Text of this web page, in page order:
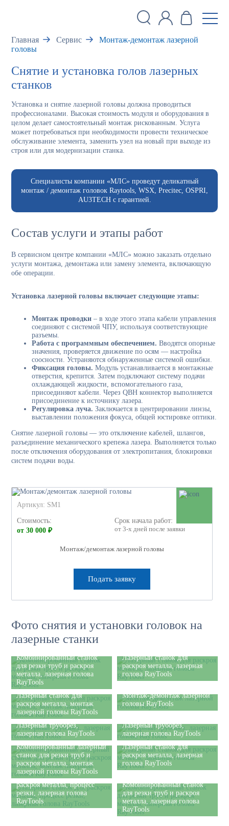
Главная Сервис
Монтаж-демонтаж лазерной
головы
Снятие и установка голов лазерных
станков
Установка и снятие лазерной головы должна проводиться
профессионалами. Высокая стоимость модуля и оборудования в
целом делает самостоятельный монтаж рискованным. Услуга
может потребоваться при необходимости провести техническое
обслуживание элемента, заменить узел на новый при выходе из
строя или для модернизации станка.
Специалисты компании «МЛС» проведут деликатный
монтаж / демонтаж головок Raytools, WSX, Precitec, OSPRI,
AU3TECH с гарантией.
Состав услуги и этапы работ
В сервисном центре компании «МЛС» можно заказать отдельно
услуги монтажа, демонтажа или замену элемента, включающую
обе операции.
Установка лазерной головы включает следующие этапы:
Монтаж проводки – в ходе этого этапа кабели управления
соединяют с системой ЧПУ, используя соответствующие
разъемы.
Работа с программным обеспечением. Вводятся опорные
значения, проверяется движение по осям — настройка
соосности. Устраняются обнаруженные системой ошибки.
Фиксация головы. Модуль устанавливается в монтажные
отверстия, крепится. Затем подключают систему подачи
охлаждающей жидкости, вспомогательного газа,
присоединяют кабели. Через QBH коннектор выполняется
присоединение к источнику лазера.
Регулировка луча. Заключается в центрировании линзы,
выставлении положения фокуса, общей юстировке оптики.
Снятие лазерной головы — это отключение кабелей, шлангов,
разъединение механического крепежа лазера. Выполняется только
после отключения оборудования от электропитания, блокировки
систем подачи воды.
Артикул: SM1
Стоимость:
от 30 000 ₽
Срок начала работ:
от 3-х дней после заявки
Монтаж/демонтаж лазерной головы
Подать заявку
Фото снятия и установки головок на
лазерные станки
Комбинированный станок
для резки труб и раскроя
металла, лазерная голова
RayTools
Лазерный станок для
раскроя металла, лазерная
голова RayTools
Лазерный станок для
раскроя металла, монтаж
лазерной головы RayTools
Монтаж-демонтаж лазерной
головы RayTools
Лазерный труборез,
лазерная голова RayTools
Лазерный труборез,
лазерная голова RayTools
Комбинированный лазерный
станок для резки труб и
раскроя металла, монтаж
лазерной головы RayTools
Лазерный станок для
раскроя металла, лазерная
голова RayTools
Лазерный станок для
раскроя металла, процесс
резки, лазерная голова
RayTools
Комбинированный станок
для резки труб и раскроя
металла, лазерная голова
RayTools